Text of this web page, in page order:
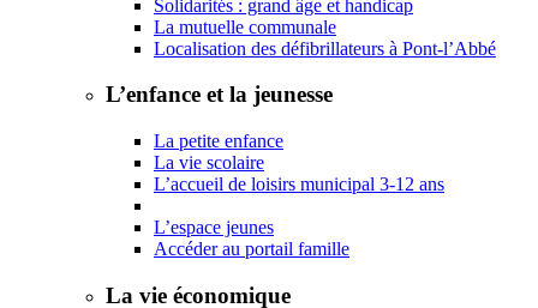
Solidarités : grand âge et handicap
La mutuelle communale
Localisation des défibrillateurs à Pont-l’Abbé
L’enfance et la jeunesse
La petite enfance
La vie scolaire
L’accueil de loisirs municipal 3-12 ans
L’espace jeunes
Accéder au portail famille
La vie économique